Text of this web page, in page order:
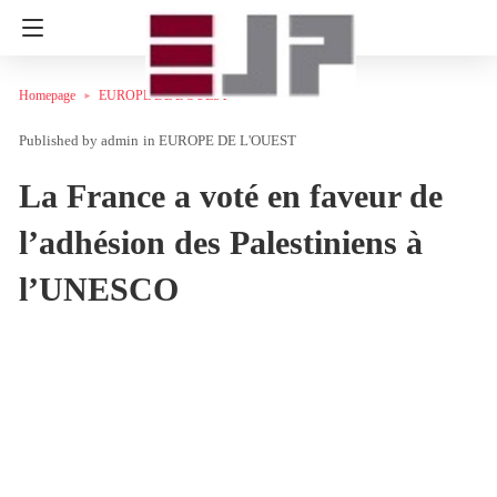
Homepage EUROPE DE L'OUEST
admin in EUROPE DE L'OUEST
La France a voté en faveur de
l’adhésion des Palestiniens à
l’UNESCO